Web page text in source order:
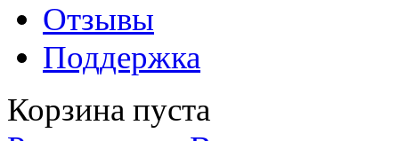
Отзывы
Поддержка
Корзина пуста